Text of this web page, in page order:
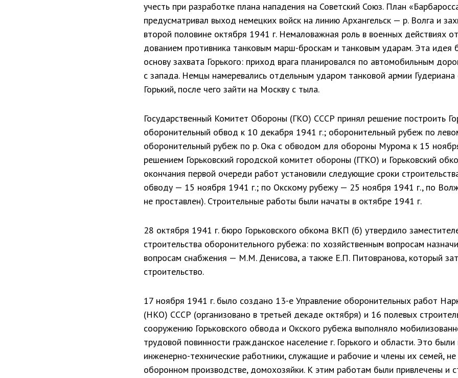
учесть при разра­ботке плана нападения на Советский Союз. План
предусматривал выход немецких войск на линию Архан­гельск — р. Волга и
второй половине октября 1941 г. Немаловажная роль в военных действиях
дованием противника танковым марш-броскам и танковым ударам. Эта идея
основу захвата Горького: приход врага плани­ровался по автомобильным
с запада. Немцы намеревались отдельным ударом танковой армии
Горький, после чего зайти на Москву с тыла.
Государственный Комитет Обороны (ГКО) СССР принял реше­ние построить
оборонительный обвод к 10 декабря 1941 г.; оборонительный рубеж по
оборонительный ру­беж по р. Ока с обводом для обороны Мурома к 15
решением Горьковский городской комитет обороны (ГГКО) и Горьковский
окончания первой очереди работ ус­тановили следующие сроки
обводу — 15 ноября 1941 г.; по Окскому рубежу — 25 ноября 1941 г., по
не проставлен). Строительные работы были нача­ты в октябре 1941 г.
28 октября 1941 г. бюро Горьковского обкома ВКП (б) утвердило
строительства оборонительного рубежа: по хозяйственным вопросам
вопросам снаб­жения — М.М. Денисова, а также Е.П. Питовранова, который
строительство.
17 ноября 1941 г. было создано 13-е Управление оборонительных работ
(НКО) СССР (организовано в третьей де­каде октября) и 16 полевых
сооруже­нию Горьковского обвода и Окского рубежа выполняло
трудовой повинности гражданское население г. Горько­го и области. Это были
инженерно-технические работни­ки, служащие и рабочие и члены их семей,
оборонном производстве, домохозяйки. К этим работам были привлечены и